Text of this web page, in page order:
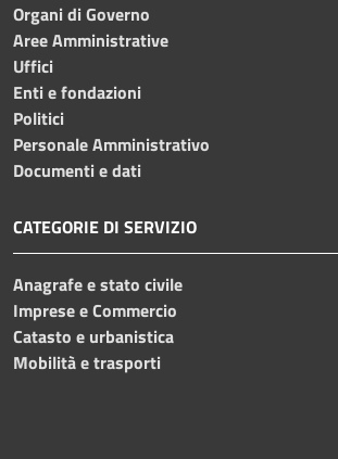
Organi di Governo
Aree Amministrative
Uffici
Enti e fondazioni
Politici
Personale Amministrativo
Documenti e dati
CATEGORIE DI SERVIZIO
Anagrafe e stato civile
Imprese e Commercio
Catasto e urbanistica
Mobilità e trasporti